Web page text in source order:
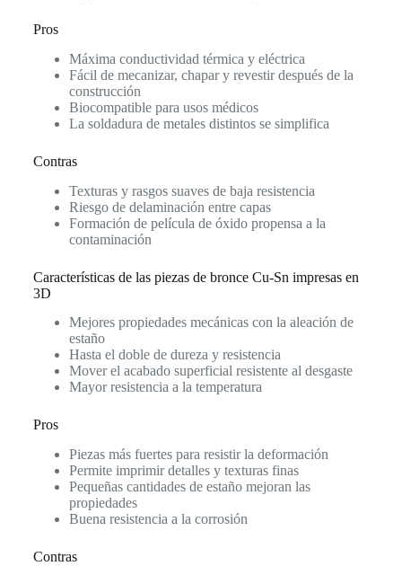
Pros
Máxima conductividad térmica y eléctrica
Fácil de mecanizar, chapar y revestir después de la
construcción
Biocompatible para usos médicos
La soldadura de metales distintos se simplifica
Contras
Texturas y rasgos suaves de baja resistencia
Riesgo de delaminación entre capas
Formación de película de óxido propensa a la
contaminación
Características de las piezas de bronce Cu-Sn impresas en
3D
Mejores propiedades mecánicas con la aleación de
estaño
Hasta el doble de dureza y resistencia
Mover el acabado superficial resistente al desgaste
Mayor resistencia a la temperatura
Pros
Piezas más fuertes para resistir la deformación
Permite imprimir detalles y texturas finas
Pequeñas cantidades de estaño mejoran las
propiedades
Buena resistencia a la corrosión
Contras